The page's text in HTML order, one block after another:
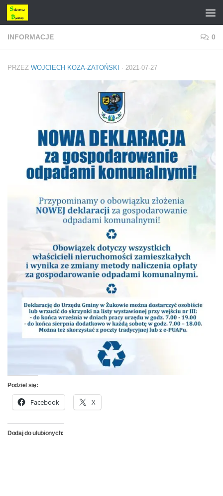
Przejdź do treści
INFORMACJE 0
PRZEZ WOJCIECH KOZA-ZATOŃSKI · 2021-07-27
Podziel się:
Facebook X
Dodaj do ulubionych: